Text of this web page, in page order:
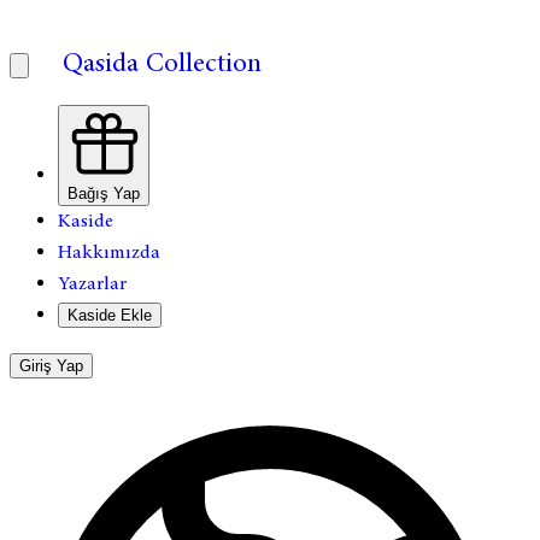
Qasida Collection
Bağış Yap
Kaside
Hakkımızda
Yazarlar
Kaside Ekle
Giriş Yap